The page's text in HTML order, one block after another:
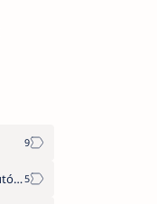
agentes autónomos